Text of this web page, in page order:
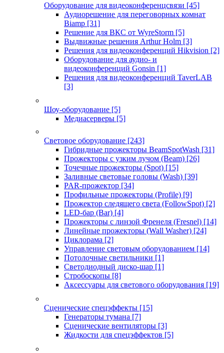
Оборудование для видеоконференцсвязи [45]
Аудиорешение для переговорных комнат
Biamp [31]
Решение для ВКС от WyreStorm [5]
Выдвижные решения Arthur Holm [3]
Решения для видеоконференций Hikvision [2]
Оборудование для аудио- и
видеоконференций Gonsin [1]
Решения для видеоконференций TaverLAB
[3]
Шоу-оборудование [5]
Медиасерверы [5]
Световое оборудование [243]
Гибридные прожекторы BeamSpotWash [31]
Прожекторы с узким лучом (Beam) [26]
Точечные прожекторы (Spot) [15]
Заливные световые головы (Wash) [39]
PAR-прожектор [34]
Профильные прожекторы (Profile) [9]
Прожектор следящего света (FollowSpot) [2]
LED-бар (Bar) [4]
Прожекторы с линзой Френеля (Fresnel) [14]
Линейные прожекторы (Wall Washer) [24]
Циклорама [2]
Управление световым оборудованием [14]
Потолочные светильники [1]
Светодиодный диско-шар [1]
Стробоскопы [8]
Аксессуары для светового оборудования [19]
Сценические спецэффекты [15]
Генераторы тумана [7]
Сценические вентиляторы [3]
Жидкости для спецэффектов [5]